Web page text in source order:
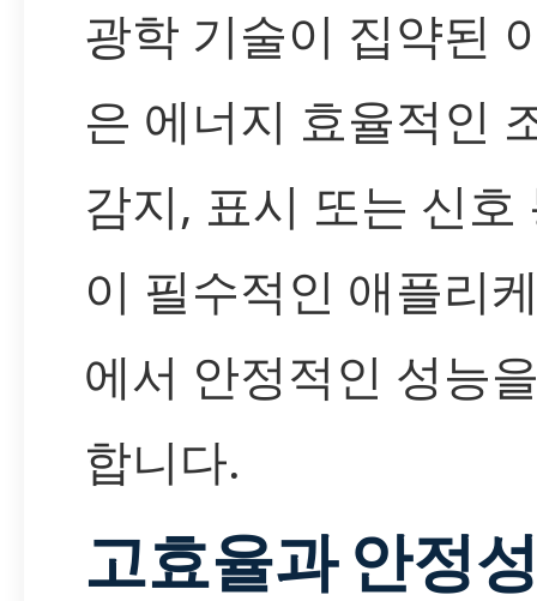
광학 기술이 집약된
은 에너지 효율적인
감지, 표시 또는 신호
이 필수적인 애플리
에서 안정적인 성능
합니다.
고효율과 안정